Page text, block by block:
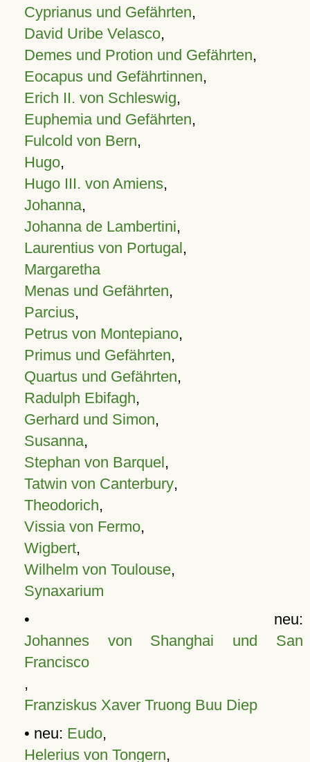
Cyprianus und Gefährten,
David Uribe Velasco,
Demes und Protion und Gefährten,
Eocapus und Gefährtinnen,
Erich II. von Schleswig,
Euphemia und Gefährten,
Fulcold von Bern,
Hugo,
Hugo III. von Amiens,
Johanna,
Johanna de Lambertini,
Laurentius von Portugal,
Margaretha
Menas und Gefährten,
Parcius,
Petrus von Montepiano,
Primus und Gefährten,
Quartus und Gefährten,
Radulph Ebifagh,
Gerhard und Simon,
Susanna,
Stephan von Barquel,
Tatwin von Canterbury,
Theodorich,
Vissia von Fermo,
Wigbert,
Wilhelm von Toulouse,
Synaxarium
• neu:
Johannes von Shanghai und San
Francisco
,
Franziskus Xaver Truong Buu Diep
• neu: Eudo,
Helerius von Tongern,